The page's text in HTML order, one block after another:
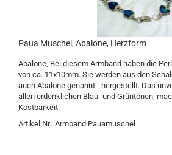
Paua Muschel, Abalone, Herzform
Abalone, Bei diesem Armband haben die
von ca. 11x10mm. Sie werden aus den
auch Abalone genannt - hergestellt. Das
allen erdenklichen Blau- und Grüntönen,
Kostbarkeit.
Artikel Nr.: Armband Pauamuschel